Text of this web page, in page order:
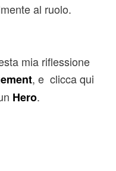
al ruolo.
mia riflessione
, e clicca qui
Hero.